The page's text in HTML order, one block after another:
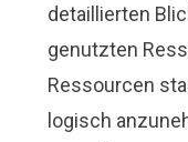
detaillierten
genutzten
Ressourcen
logisch